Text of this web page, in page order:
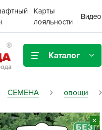
Карты
лояльности
Видео
Каталог
Цена:
СЕМЕНА овощи